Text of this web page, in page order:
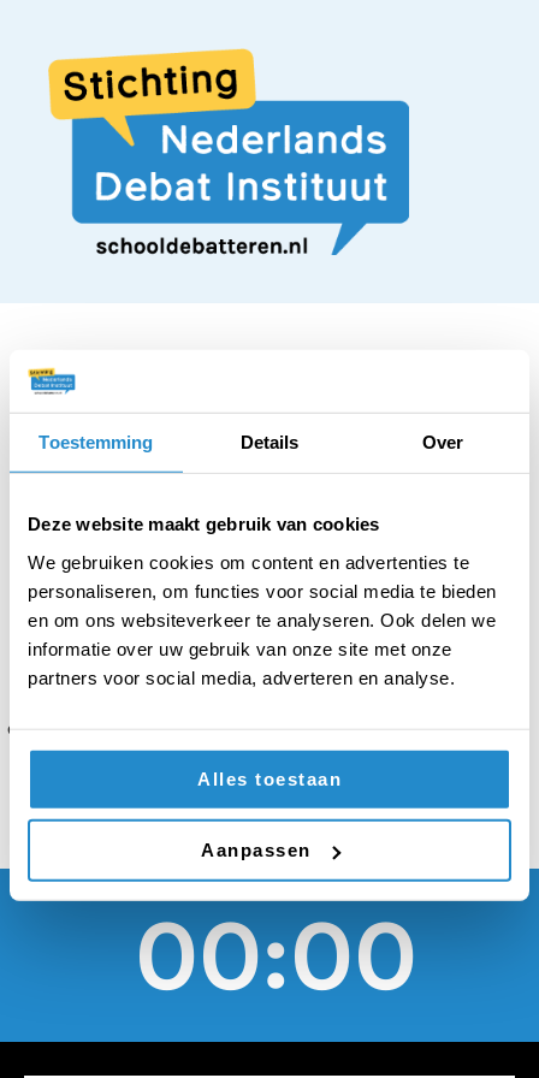
Toestemming Details Over
Deze website maakt gebruik van cookies
We gebruiken cookies om content en advertenties te
personaliseren, om functies voor social media te bieden
en om ons websiteverkeer te analyseren. Ook delen we
informatie over uw gebruik van onze site met onze
partners voor social media, adverteren en analyse.
Alles toestaan
Aanpassen
STELLING
Accounts van
influencers die fake
news verspreiden
moeten tijdelijk
gedeactiveerd worden
00:00